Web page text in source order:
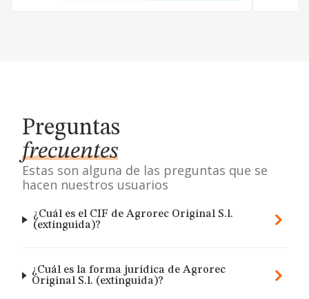
Preguntas
frecuentes
Estas son alguna de las preguntas que se
hacen nuestros usuarios
¿Cuál es el CIF de Agrorec Original S.l.
(extinguida)?
¿Cuál es la forma jurídica de Agrorec
Original S.l. (extinguida)?